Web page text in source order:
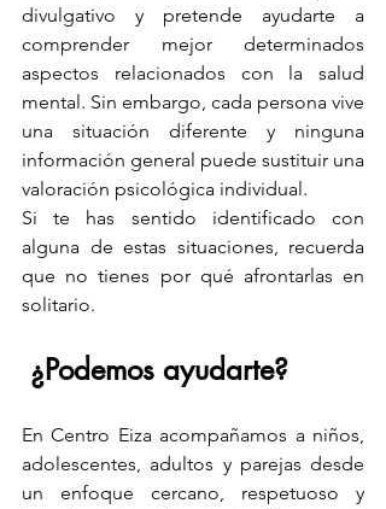
divulgativo y pretende ayudarte a
comprender mejor determinados
aspectos relacionados con la salud
mental. Sin embargo, cada persona vive
una situación diferente y ninguna
información general puede sustituir una
valoración psicológica individual.
Si te has sentido identificado con
alguna de estas situaciones, recuerda
que no tienes por qué afrontarlas en
solitario.
¿Podemos ayudarte?
En Centro Eiza acompañamos a niños,
adolescentes, adultos y parejas desde
un enfoque cercano, respetuoso y